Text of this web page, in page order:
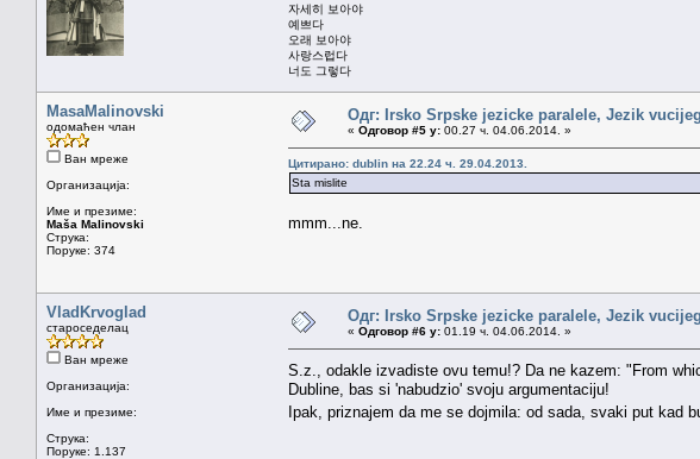
자세히 보아야
예쁘다
오래 보아야
사랑스럽다
너도 그렇다
MasaMalinovski
одомаћен члан
Ван мреже
Организација:
Име и презиме:
Maša Malinovski
Струка:
Поруке: 374
Одг: Irsko Srpske jezicke paralele, Jezik
« Одговор #5 у: 00.27 ч. 04.06.2014. »
Цитирано: dublin на 22.24 ч. 29.04.2013.
Sta mislite
mmm...ne.
VladKrvoglad
староседелац
Ван мреже
Организација:
Име и презиме:
Струка:
Поруке: 1.137
Одг: Irsko Srpske jezicke paralele, Jezik
« Одговор #6 у: 01.19 ч. 04.06.2014. »
S.z., odakle izvadiste ovu temu!? Da ne kazem: "From
Dubline, bas si 'nabudzio' svoju argumentaciju!
Ipak, priznajem da me se dojmila: od sada, svaki put kad